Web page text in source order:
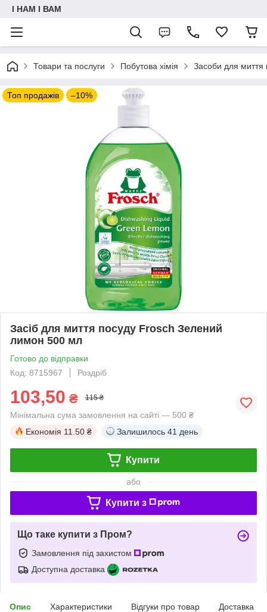
I НАМ I ВАМ
Товари та послуги Побутова хімія Засоби для миття
Топ продажів –10%
Засіб для миття посуду Frosch Зелений
лимон 500 мл
Готово до відправки
Код: 8715967
Роздріб
103,50 ₴ 115 ₴
Мінімальна сума замовлення на сайті — 500 ₴
Економія 11.50 ₴ Залишилось 41 день
Купити
або
Купити з
Що таке купити з Пром?
Замовлення під захистом
Доступна доставка
Опис Характеристики Відгуки про товар Доставка